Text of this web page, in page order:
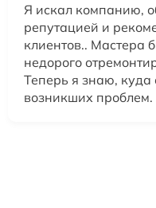
Я искал компанию,
репутацией и
клиентов.. Мастера
недорого
Теперь я знаю, куда
возникших проблем.